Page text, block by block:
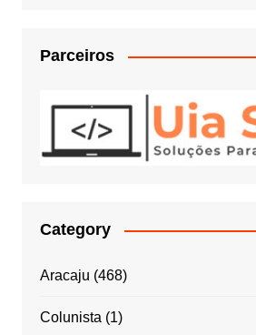
Parceiros
Category
Aracaju (468)
Colunista (1)